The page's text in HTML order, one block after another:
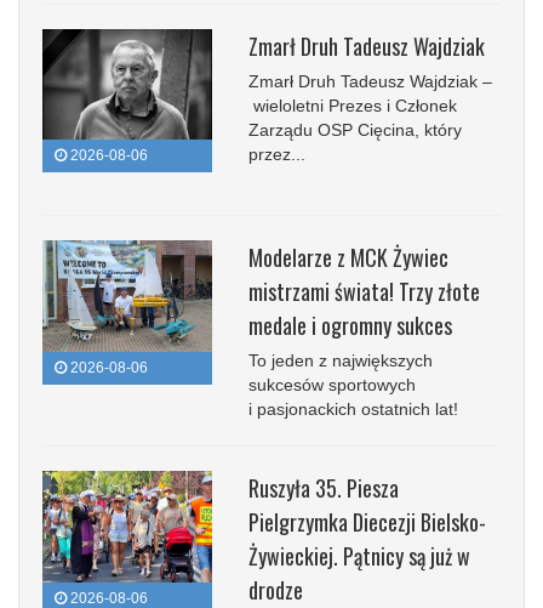
2026-08-06
Zmarł Druh Tadeusz Wajdziak
Zmarł Druh Tadeusz Wajdziak –
wieloletni Prezes i Członek
Zarządu OSP Cięcina, który
przez...
2026-08-06
Modelarze z MCK Żywiec
mistrzami świata! Trzy złote
medale i ogromny sukces
To jeden z największych
sukcesów sportowych
i pasjonackich ostatnich lat!
2026-08-06
Ruszyła 35. Piesza
Pielgrzymka Diecezji Bielsko-
Żywieckiej. Pątnicy są już w
drodze